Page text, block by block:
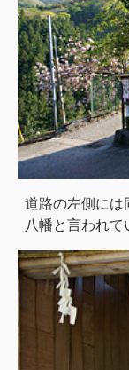
道路の左側には
八幡と言われて